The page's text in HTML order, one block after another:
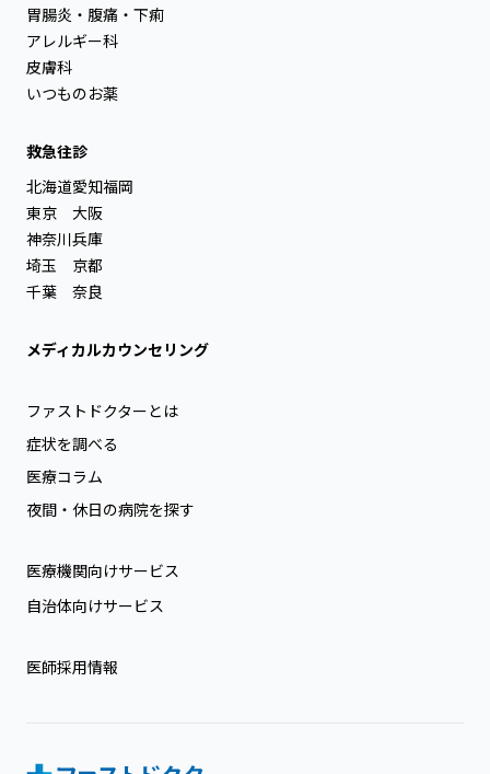
胃腸炎・腹痛・下痢
アレルギー科
皮膚科
いつものお薬
救急往診
北海道
東京
神奈川
埼玉
千葉
愛知
大阪
兵庫
京都
奈良
福岡
メディカルカウンセリング
ファストドクターとは
症状を調べる
医療コラム
夜間・休日の病院を探す
医療機関向けサービス
自治体向けサービス
医師採用情報